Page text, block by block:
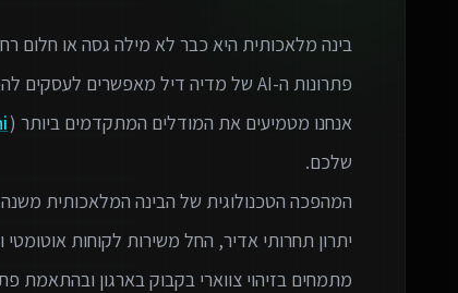
אנחנו מטמיעים את המודלים המתקדמים ביותר (GPT-4,
יתרון תחרותי אדיר, החל משירות לקוחות